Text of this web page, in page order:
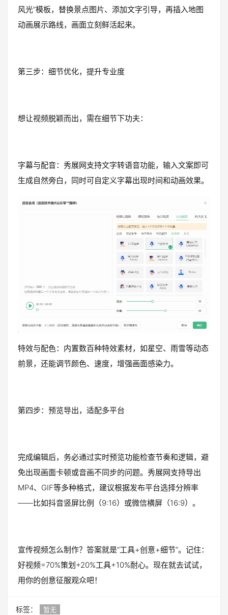
风光”模板，替换景点图片、添加文字引导，再插入地图
动画展示路线，画面立刻鲜活起来。
第三步：细节优化，提升专业度
想让视频脱颖而出，需在细节下功夫：
字幕与配音：秀展网支持文字转语音功能，输入文案即可
生成自然旁白，同时可自定义字幕出现时间和动画效果。
特效与配色：内置数百种特效素材，如星空、雨雪等动态
前景，还能调节颜色、速度，增强画面感染力。
第四步：预览导出，适配多平台
完成编辑后，务必通过实时预览功能检查节奏和逻辑，避
免出现画面卡顿或音画不同步的问题。秀展网支持导出
MP4、GIF等多种格式，建议根据发布平台选择分辨率
——比如抖音竖屏比例（9:16）或微信横屏（16:9）。
宣传视频怎么制作？答案就是“工具+创意+细节”。记住：
好视频=70%策划+20%工具+10%耐心。现在就去试试，
用你的创意征服观众吧！
标签： 暂无